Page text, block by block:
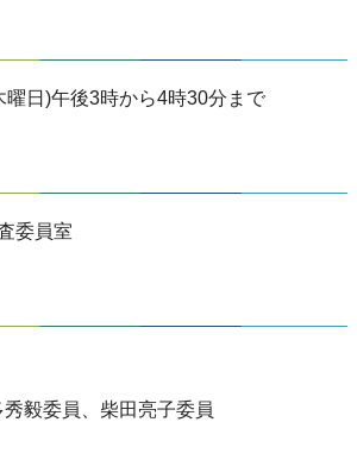
日)午後3時から4時30分まで
委員室
毅委員、柴田亮子委員